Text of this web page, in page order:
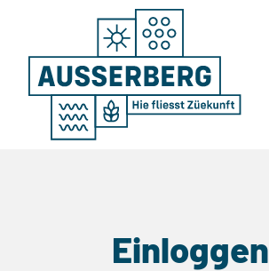
Einloggen